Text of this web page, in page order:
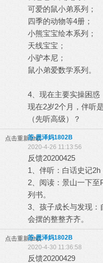
可爱的鼠小弟系列；
四季的动物等4册；
小熊宝宝绘本系列；
天线宝宝；
小驴本尼；
鼠小弟爱数学系列。
4、现在主要实操困惑
现在2岁2个月，伴听
（先听高级）？
点击重新加载苏-恩泽妈1802B
2020-4-26 11:13:56
反馈20200425
1、伴听：白话史记2h
2、阅读：景山一下
列书。
3、孩子成长与发现：
会摆的整整齐齐。
点击重新加载苏-恩泽妈1802B
2020-4-30 11:36:58
反馈20200429